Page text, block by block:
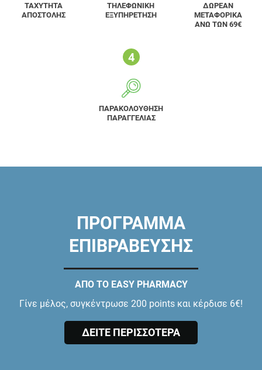
ΤΑΧΥΤΗΤΑ
ΑΠΟΣΤΟΛΗΣ
ΤΗΛΕΦΩΝΙΚΗ
ΕΞΥΠΗΡΕΤΗΣΗ
ΔΩΡΕΑΝ
ΜΕΤΑΦΟΡΙΚΑ
ΑΝΩ ΤΩΝ 69€
ΠΑΡΑΚΟΛΟΥΘΗΣΗ
ΠΑΡΑΓΓΕΛΙΑΣ
ΠΡΟΓΡΑΜΜΑ
ΕΠΙΒΡΑΒΕΥΣΗΣ
ΑΠΟ ΤΟ EASY PHARMACY
Γίνε μέλος, συγκέντρωσε 200 points και κέρδισε 6€!
ΔΕΙΤΕ ΠΕΡΙΣΣΟΤΕΡΑ